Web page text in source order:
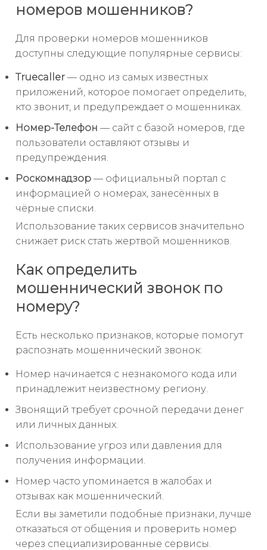
номеров мошенников?
Для проверки номеров мошенников
доступны следующие популярные сервисы:
Truecaller — одно из самых известных
приложений, которое помогает определить,
кто звонит, и предупреждает о мошенниках.
Номер-Телефон — сайт с базой номеров, где
пользователи оставляют отзывы и
предупреждения.
Роскомнадзор — официальный портал с
информацией о номерах, занесённых в
чёрные списки.
Использование таких сервисов значительно
снижает риск стать жертвой мошенников.
Как определить
мошеннический звонок по
номеру?
Есть несколько признаков, которые помогут
распознать мошеннический звонок:
Номер начинается с незнакомого кода или
принадлежит неизвестному региону.
Звонящий требует срочной передачи денег
или личных данных.
Использование угроз или давления для
получения информации.
Номер часто упоминается в жалобах и
отзывах как мошеннический.
Если вы заметили подобные признаки, лучше
отказаться от общения и проверить номер
через специализированные сервисы.